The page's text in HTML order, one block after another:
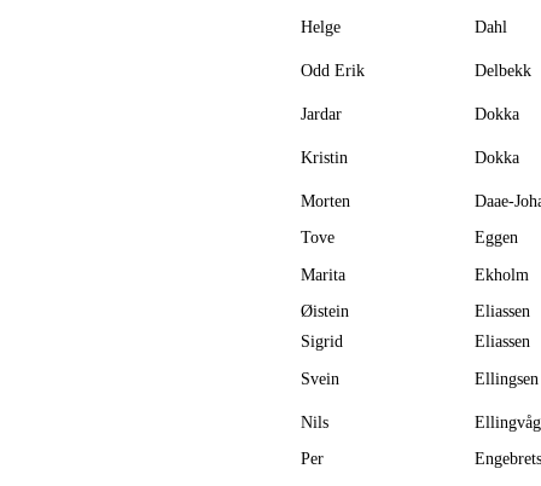
Helge Dahl
Odd Erik Delbekk
Jardar Dokka
Kristin Dokka
Morten
Daae-
Tove
Eggen
Marita
Ekholm
Øistein
Eliassen
Sigrid
Eliassen
Svein Ellingsen
Nils
Ellingvåg
Per